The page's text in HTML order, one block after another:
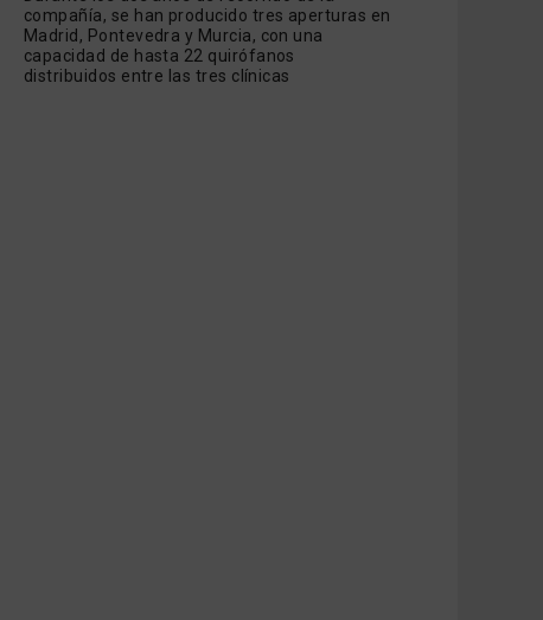
compañía, se han producido tres aperturas en
Madrid, Pontevedra y Murcia, con una
capacidad de hasta 22 quirófanos
distribuidos entre las tres clínicas